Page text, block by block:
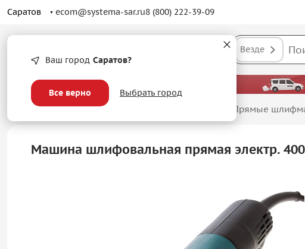
Саратов ecom@systema-sar.ru8 (800) 222-39-09
Ваш город Саратов?
Все верно Выбрать город
Везде
— больше, чем просто оптовые цены.
Главная /Инструмент Прямые
Машина шлифовальная прямая электр. 400